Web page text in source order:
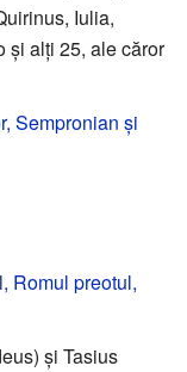
Iulia,
și alți 25, ale căror
Sempronian și
Romul preotul,
și Tasius